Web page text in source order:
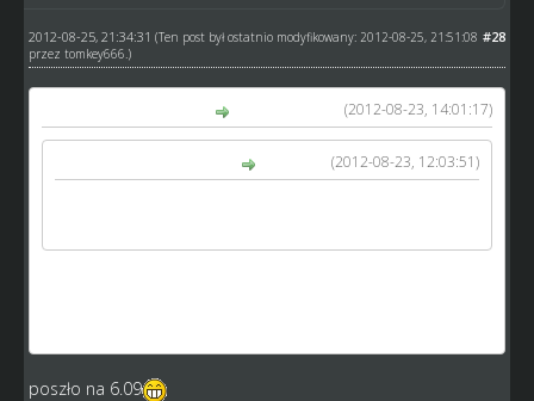
#28
2012-08-25, 21:34:31 (Ten post był ostatnio modyfikowany: 2012-08-25, 21:51:08
przez tomkey666 .)
(2012-08-23, 14:01:17)
(2012-08-23, 12:03:51)
poszło na 6.09